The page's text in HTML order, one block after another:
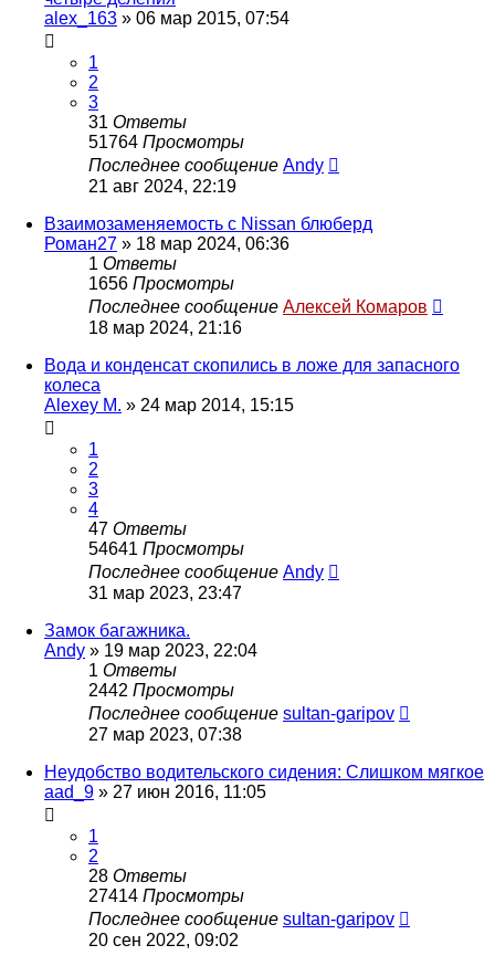
alex_163 » 06 мар 2015, 07:54
1
2
3
31 Ответы
51764 Просмотры
Последнее сообщение Andy
21 авг 2024, 22:19
Взаимозаменяемость с Nissan блюберд
Роман27 » 18 мар 2024, 06:36
1 Ответы
1656 Просмотры
Последнее сообщение Алексей Комаров
18 мар 2024, 21:16
Вода и конденсат скопились в ложе для запасного
колеса
Alexey M. » 24 мар 2014, 15:15
1
2
3
4
47 Ответы
54641 Просмотры
Последнее сообщение Andy
31 мар 2023, 23:47
Замок багажника.
Andy » 19 мар 2023, 22:04
1 Ответы
2442 Просмотры
Последнее сообщение sultan-garipov
27 мар 2023, 07:38
Неудобство водительского сидения: Слишком мягкое
aad_9 » 27 июн 2016, 11:05
1
2
28 Ответы
27414 Просмотры
Последнее сообщение sultan-garipov
20 сен 2022, 09:02